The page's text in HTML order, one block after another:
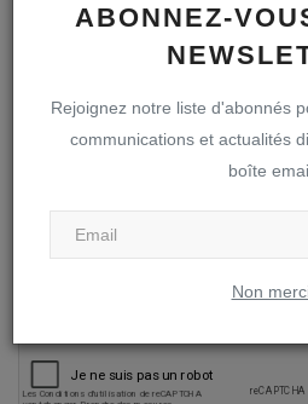
ABONNEZ-
Rejoignez notre liste d'abonnés
communications et actualités
boîte
Non